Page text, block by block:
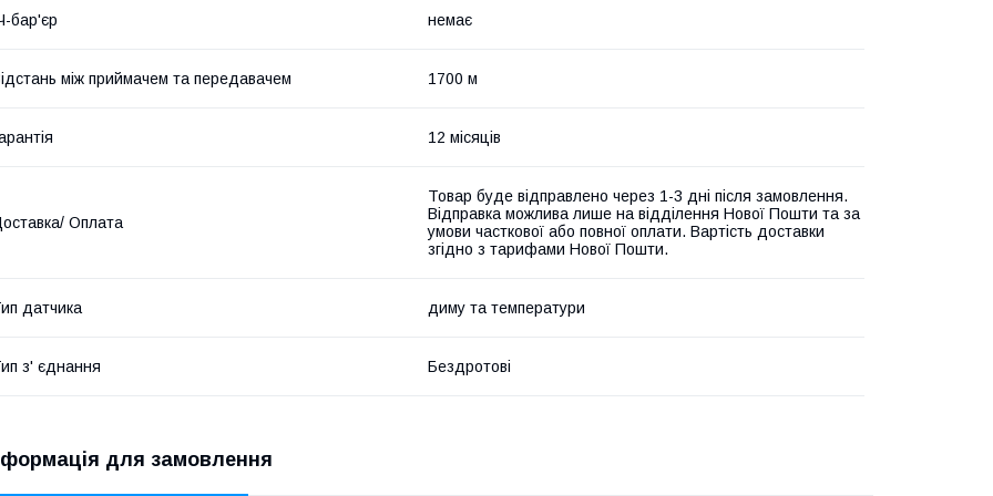
бар'єр немає
між приймачем та передавачем 1700 м
12 місяців
Оплата
Товар буде відправлено через 1-3 дні після замовлення.
Відправка можлива лише на відділення Нової Пошти та за
умови часткової або повної оплати. Вартість доставки
згідно з тарифами Нової Пошти.
датчика диму та температури
з' єднання Бездротові
для замовлення